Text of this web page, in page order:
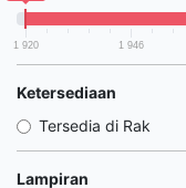
1 920 1 946
Ketersediaan
Tersedia di Rak
Lampiran